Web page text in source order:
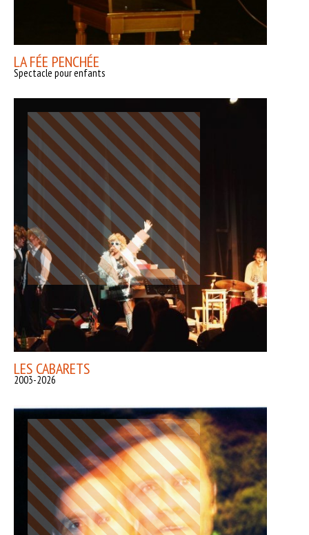
LA FÉE PENCHÉE
Spectacle pour enfants
LES CABARETS
2003-2026